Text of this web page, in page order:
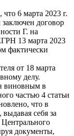
6 марта 2023 г.
договор
Г. на
13 марта 2023
фактически
от 18 марта
делу.
виновным в
частью 4 статьи
что в
себя за
документы,